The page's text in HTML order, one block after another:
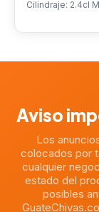
Cilindraje: 2.4cl
Aviso
Los
colocados por
cualquier
estado del
posibles